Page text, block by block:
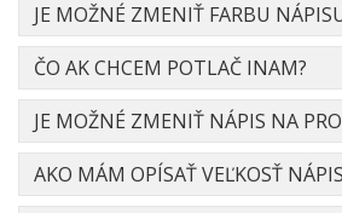
JE MOŽNÉ ZMENIŤ FARBU
ČO AK CHCEM POTLAČ INAM?
JE MOŽNÉ ZMENIŤ NÁPIS NA
AKO MÁM OPÍSAŤ VEĽKOSŤ